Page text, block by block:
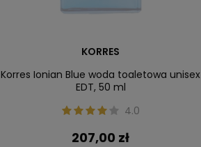
KORRES
Korres Ionian Blue woda toaletowa unisex
EDT, 50 ml
4.0
207,00 zł